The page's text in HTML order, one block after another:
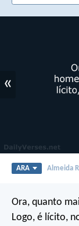
«
ARA Almeida
Ora, quanto
Logo, é lícito,